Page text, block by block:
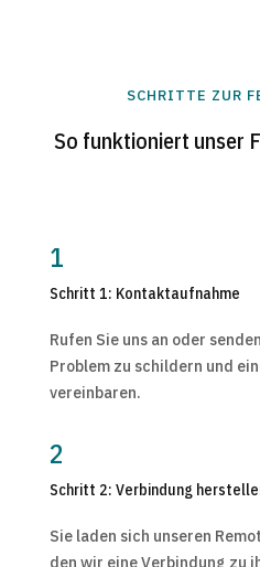
SCHRITTE ZUR
So funktioniert unser
1
Schritt 1: Kontaktaufnahme
Rufen Sie uns an oder
Problem zu schildern und
vereinbaren.
2
Schritt 2: Verbindung
Sie laden sich unseren
den wir eine Verbindung zu